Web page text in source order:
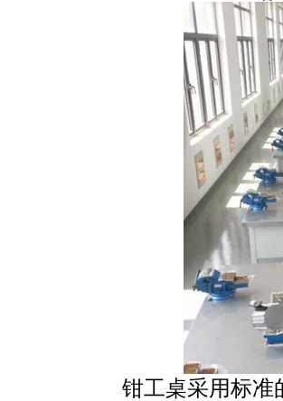
钳工桌采用标准